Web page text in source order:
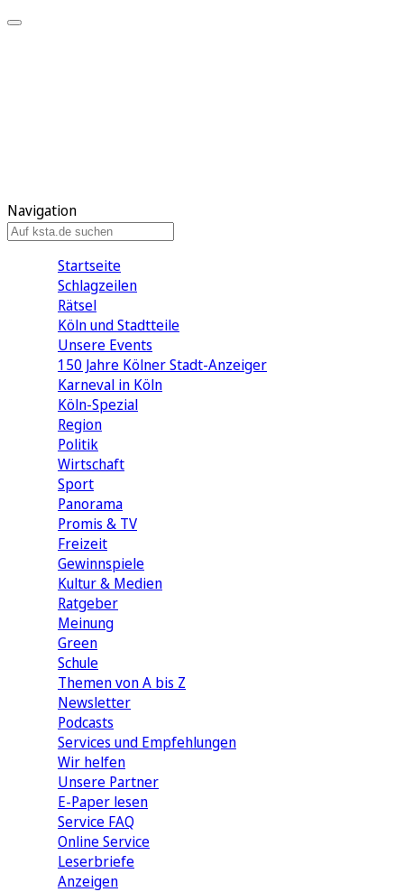
Navigation
Startseite
Schlagzeilen
Rätsel
Köln und Stadtteile
Unsere Events
150 Jahre Kölner Stadt-Anzeiger
Karneval in Köln
Köln-Spezial
Region
Politik
Wirtschaft
Sport
Panorama
Promis & TV
Freizeit
Gewinnspiele
Kultur & Medien
Ratgeber
Meinung
Green
Schule
Themen von A bis Z
Newsletter
Podcasts
Services und Empfehlungen
Wir helfen
Unsere Partner
E-Paper lesen
Service FAQ
Online Service
Leserbriefe
Anzeigen